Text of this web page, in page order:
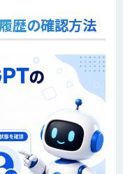
歴の確認方法